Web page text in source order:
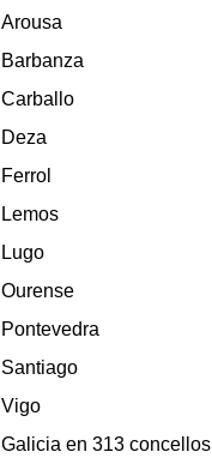
Arousa
Barbanza
Carballo
Deza
Ferrol
Lemos
Lugo
Ourense
Pontevedra
Santiago
Vigo
Galicia en 313 concellos